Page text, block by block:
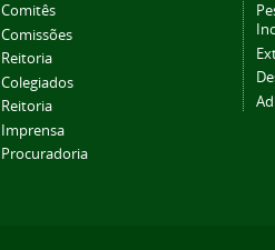
Comitês
Comissões
Reitoria
Colegiados
Reitoria
Imprensa
Procuradoria